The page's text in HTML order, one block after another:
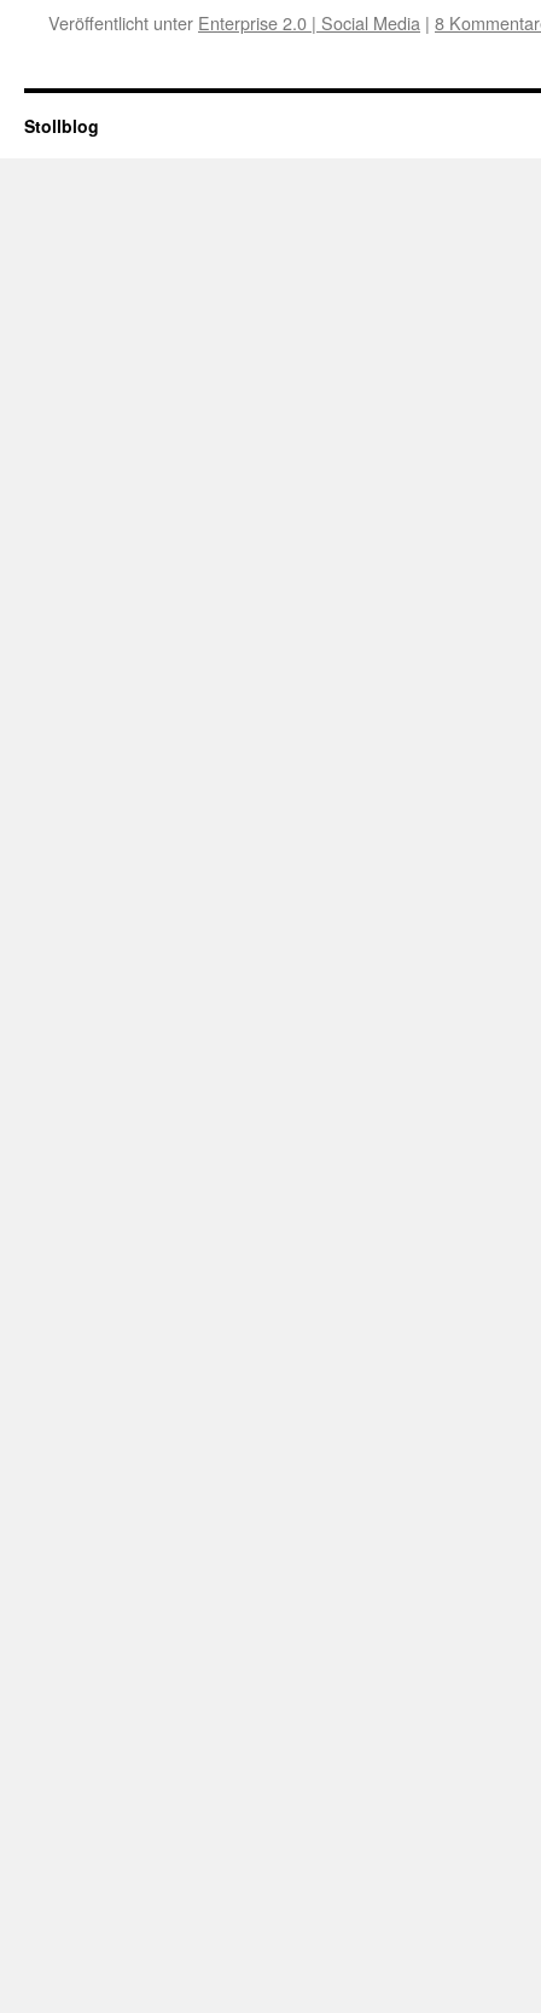
Veröffentlicht unter Enterprise 2.0 | Social Media | 8
Stollblog